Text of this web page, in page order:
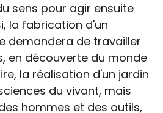
sens pour agir ensuite
la fabrication d'un
demandera de travailler
en découverte du monde
la réalisation d'un jardin
du vivant, mais
hommes et des outils,